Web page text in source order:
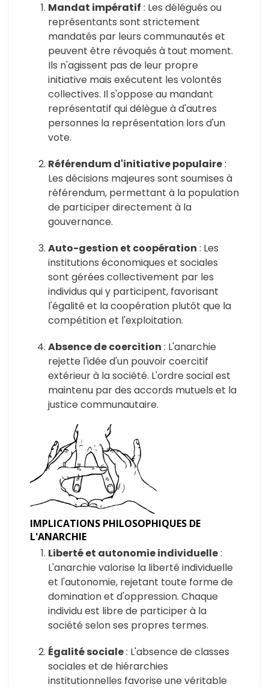
Mandat impératif : Les délégués ou
représentants sont strictement
mandatés par leurs communautés et
peuvent être révoqués à tout moment.
Ils n'agissent pas de leur propre
initiative mais exécutent les volontés
collectives. Il s'oppose au mandant
représentatif qui délègue à d'autres
personnes la représentation lors d'un
vote.
Référendum d'initiative populaire:
Les décisions majeures sont soumises à
référendum, permettant à la population
de participer directement à la
gouvernance.
Auto-gestion et coopération : Les
institutions économiques et sociales
sont gérées collectivement par les
individus qui y participent, favorisant
l'égalité et la coopération plutôt que la
compétition et l'exploitation.
Absence de coercition : L'anarchie
rejette l'idée d'un pouvoir coercitif
extérieur à la société. L'ordre social est
maintenu par des accords mutuels et la
justice communautaire.
IMPLICATIONS PHILOSOPHIQUES DE
L'ANARCHIE
Liberté et autonomie individuelle:
L'anarchie valorise la liberté individuelle
et l'autonomie, rejetant toute forme de
domination et d'oppression. Chaque
individu est libre de participer à la
société selon ses propres termes.
Égalité sociale: L'absence de classes
sociales et de hiérarchies
institutionnelles favorise une véritable